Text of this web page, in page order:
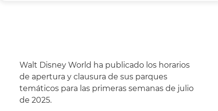
Walt Disney World ha publicado los horarios
de apertura y clausura de sus parques
temáticos para las primeras semanas de julio
de 2025.